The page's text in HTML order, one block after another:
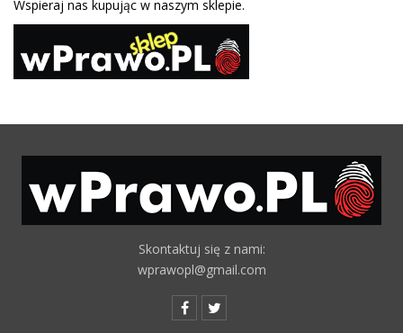
Wspieraj nas kupując w naszym sklepie.
Skontaktuj się z nami:
wprawopl@gmail.com